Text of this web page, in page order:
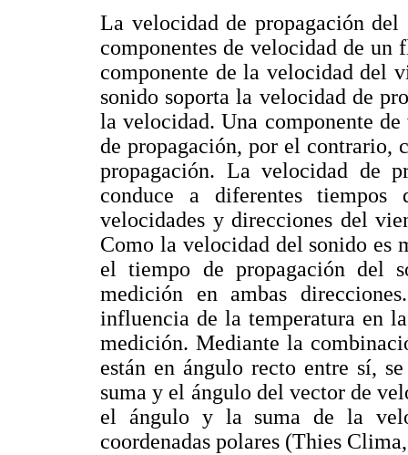
La velocidad de propagación del
componentes de velocidad de
componente de la velocidad del
sonido soporta la velocidad de
la velocidad. Una componente
de propagación, por el contrario,
propagación. La velocidad de
conduce a diferentes tiempos
velocidades y direcciones del
Como la velocidad del sonido es
el tiempo de propagación del
medición en ambas
influencia de la temperatura en
medición. Mediante la
están en ángulo recto entre sí,
suma y el ángulo del vector de
el ángulo y la suma de la
coordenadas polares (Thies